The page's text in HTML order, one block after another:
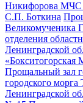
Никифорова МЧС
С.П. Боткина
Великомученика
отделения
Ленинградской
«Бокситогорская
Прощальный зал
городского
Ленинградской